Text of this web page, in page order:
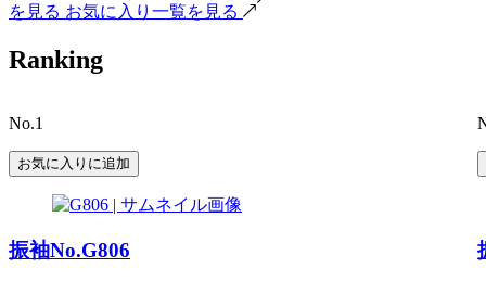
を見る お気に入り一覧を見る
Ranking
No.1
お気に入りに追加
振袖No.G806